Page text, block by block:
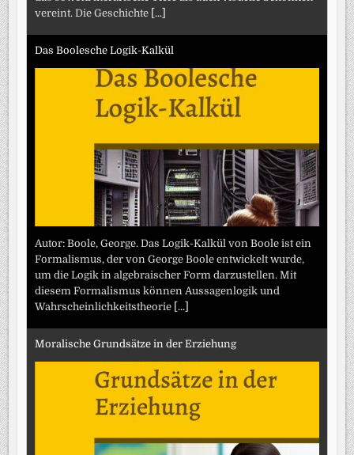
vereint. Die Geschichte [...]
Das Boolesche Logik-Kalkül
Autor: Boole, George. Das Logik-Kalkül von Boole ist ein
Formalismus, der von George Boole entwickelt wurde,
um die Logik in algebraischer Form darzustellen. Mit
diesem Formalismus können Aussagenlogik und
Wahrscheinlichkeitstheorie [...]
Moralische Grundsätze in der Erziehung